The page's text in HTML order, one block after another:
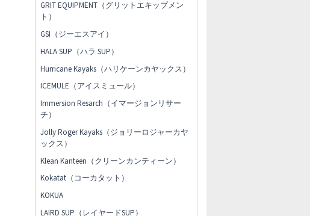
GRIT EQUIPMENT（グリットエキップメン
ト）
GSI（ジーエスアイ）
HALA SUP（ハラ SUP）
Hurricane Kayaks（ハリケーンカヤックス）
ICEMULE（アイスミュール）
Immersion Resarch（イマージョンリサー
チ）
Jolly Roger Kayaks（ジョリーロジャーカヤ
ックス）
Klean Kanteen（クリーンカンティーン）
Kokatat（コーカタット）
KOKUA
LAIRD SUP（レイヤードSUP）